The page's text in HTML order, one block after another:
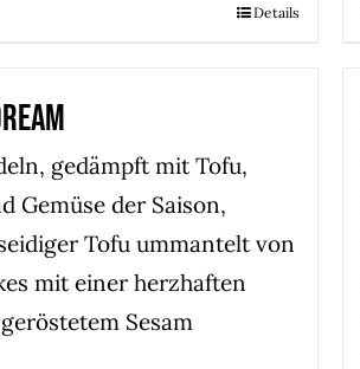
Details
gedämpft mit Tofu,
Gemüse der Saison,
Tofu ummantelt von
mit einer herzhaften
Sesam